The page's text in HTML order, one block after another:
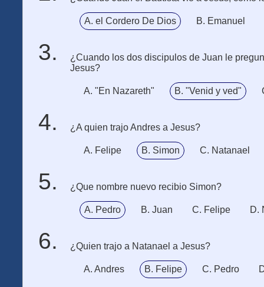
A. el Cordero De Dios B. Emanuel
¿Cuando los dos discipulos de Juan le
Jesus?
A. "En Nazareth" B. "Venid y ved"
¿A quien trajo Andres a Jesus?
A. Felipe B. Simon C. Natanael
¿Que nombre nuevo recibio Simon?
A. Pedro B. Juan C. Felipe D.
¿Quien trajo a Natanael a Jesus?
A. Andres B. Felipe C. Pedro